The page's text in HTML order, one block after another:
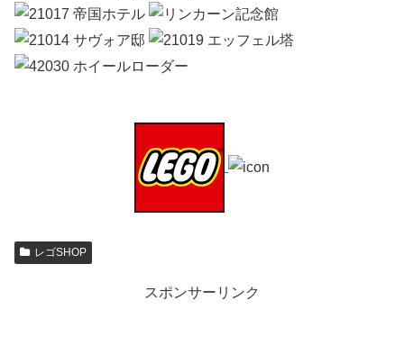
レゴSHOP
スポンサーリンク